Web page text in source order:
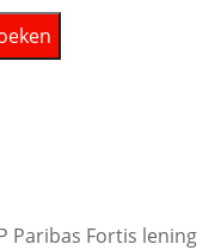
Paribas Fortis lening